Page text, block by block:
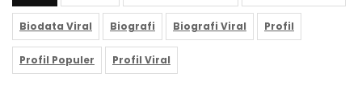
Biodata Viral Biografi Biografi Viral Profil
Profil Populer Profil Viral